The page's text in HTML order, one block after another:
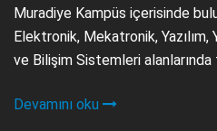
Muradiye Kampüs içerisinde
Elektronik, Mekatronik, Yazılım,
ve Bilişim Sistemleri
Devamını oku